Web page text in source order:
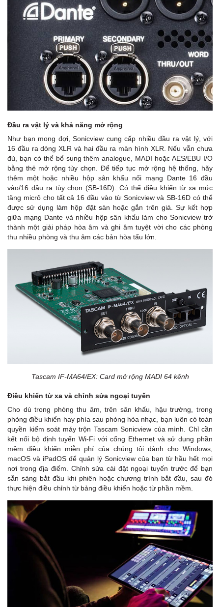
Đầu ra vật lý và khả năng mở rộng
Như bạn mong đợi, Sonicview cung cấp nhiều đầu ra vật lý, với
16 đầu ra dòng XLR và hai đầu ra màn hình XLR. Nếu vẫn chưa
đủ, bạn có thể bổ sung thêm analogue, MADI hoặc AES/EBU I/O
bằng thẻ mở rộng tùy chọn. Để tiếp tục mở rộng hệ thống, hãy
thêm một hoặc nhiều hộp sân khấu nối mạng Dante 16 đầu
vào/16 đầu ra tùy chọn (SB-16D). Có thể điều khiển từ xa mức
tăng micrô cho tất cả 16 đầu vào từ Sonicview và SB-16D có thể
được sử dụng làm hộp đặt sàn hoặc gắn trên giá. Sự kết hợp
giữa mạng Dante và nhiều hộp sân khấu làm cho Sonicview trở
thành một giải pháp hòa âm và ghi âm tuyệt vời cho các phòng
thu nhiều phòng và thu âm các bản hòa tấu lớn.
Tascam IF-MA64/EX: Card mở rộng MADI 64 kênh
Điều khiển từ xa và chỉnh sửa ngoại tuyến
Cho dù trong phòng thu âm, trên sân khấu, hậu trường, trong
phòng điều khiển hay phía sau phòng hòa nhạc, bạn luôn có toàn
quyền kiểm soát máy trộn Tascam Sonicview của mình. Chỉ cần
kết nối bộ định tuyến Wi-Fi với cổng Ethernet và sử dụng phần
mềm điều khiển miễn phí của chúng tôi dành cho Windows,
macOS và iPadOS để quản lý Sonicview của bạn từ hầu hết mọi
nơi trong địa điểm. Chỉnh sửa cài đặt ngoại tuyến trước để bạn
sẵn sàng bắt đầu khi phiên hoặc chương trình bắt đầu, sau đó
thực hiện điều chỉnh từ bảng điều khiển hoặc từ phần mềm.